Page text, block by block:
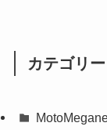
カテゴリー